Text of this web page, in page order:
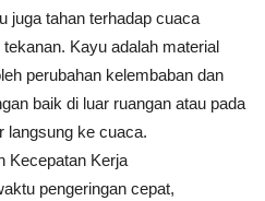
juga tahan terhadap cuaca
Kayu adalah material
perubahan kelembaban dan
baik di luar ruangan atau pada
langsung ke cuaca.
Kecepatan Kerja
pengeringan cepat,